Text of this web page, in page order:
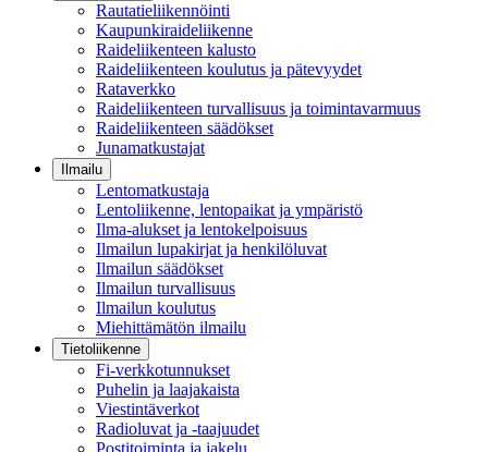
Rautatieliikennöinti
Kaupunkiraideliikenne
Raideliikenteen kalusto
Raideliikenteen koulutus ja pätevyydet
Rataverkko
Raideliikenteen turvallisuus ja toimintavarmuus
Raideliikenteen säädökset
Junamatkustajat
Ilmailu
Lentomatkustaja
Lentoliikenne, lentopaikat ja ympäristö
Ilma-alukset ja lentokelpoisuus
Ilmailun lupakirjat ja henkilöluvat
Ilmailun säädökset
Ilmailun turvallisuus
Ilmailun koulutus
Miehittämätön ilmailu
Tietoliikenne
Fi-verkkotunnukset
Puhelin ja laajakaista
Viestintäverkot
Radioluvat ja -taajuudet
Postitoiminta ja jakelu